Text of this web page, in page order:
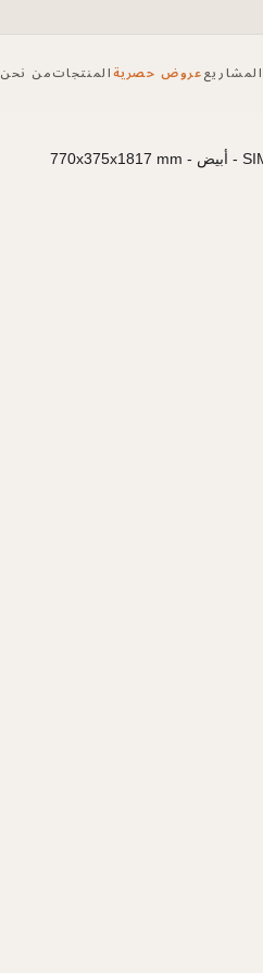
من نحنالمنتجاتعروض حصريةالمشاريع